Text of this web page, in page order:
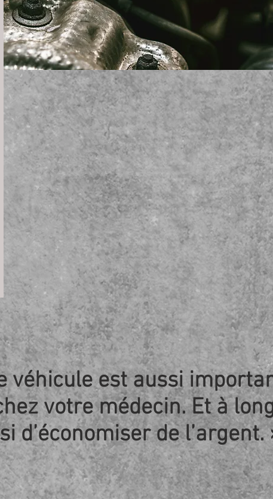
véhicule est aussi
votre médecin. Et à
d’économiser de l’argent.